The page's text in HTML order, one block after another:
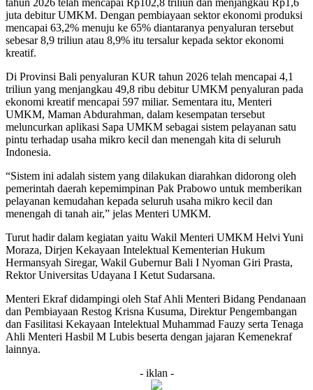
tahun 2026 telah mencapai Rp102,8 triliun dan menjangkau Rp1,6
juta debitur UMKM. Dengan pembiayaan sektor ekonomi produksi
mencapai 63,2% menuju ke 65% diantaranya penyaluran tersebut
sebesar 8,9 triliun atau 8,9% itu tersalur kepada sektor ekonomi
kreatif.
Di Provinsi Bali penyaluran KUR tahun 2026 telah mencapai 4,1
triliun yang menjangkau 49,8 ribu debitur UMKM penyaluran pada
ekonomi kreatif mencapai 597 miliar. Sementara itu, Menteri
UMKM, Maman Abdurahman, dalam kesempatan tersebut
meluncurkan aplikasi Sapa UMKM sebagai sistem pelayanan satu
pintu terhadap usaha mikro kecil dan menengah kita di seluruh
Indonesia.
“Sistem ini adalah sistem yang dilakukan diarahkan didorong oleh
pemerintah daerah kepemimpinan Pak Prabowo untuk memberikan
pelayanan kemudahan kepada seluruh usaha mikro kecil dan
menengah di tanah air,” jelas Menteri UMKM.
Turut hadir dalam kegiatan yaitu Wakil Menteri UMKM Helvi Yuni
Moraza, Dirjen Kekayaan Intelektual Kementerian Hukum
Hermansyah Siregar, Wakil Gubernur Bali I Nyoman Giri Prasta,
Rektor Universitas Udayana I Ketut Sudarsana.
Menteri Ekraf didampingi oleh Staf Ahli Menteri Bidang Pendanaan
dan Pembiayaan Restog Krisna Kusuma, Direktur Pengembangan
dan Fasilitasi Kekayaan Intelektual Muhammad Fauzy serta Tenaga
Ahli Menteri Hasbil M Lubis beserta dengan jajaran Kemenekraf
lainnya.
- iklan -